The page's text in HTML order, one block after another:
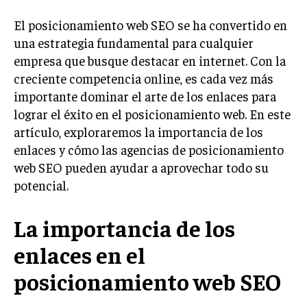
LIFESTYLE
MARKETING
ESTRATEGIAS DE MARKETING
AGENCIAS DE MARKETING
AGENCIAS DE POSICIONAMIENTO WEB SEO
El posicionamiento web SEO se ha convertido en
una estrategia fundamental para cualquier
empresa que busque destacar en internet. Con la
creciente competencia online, es cada vez más
importante dominar el arte de los enlaces para
lograr el éxito en el posicionamiento web. En este
artículo, exploraremos la importancia de los
enlaces y cómo las agencias de posicionamiento
web SEO pueden ayudar a aprovechar todo su
potencial.
La importancia de los
enlaces en el
posicionamiento web SEO